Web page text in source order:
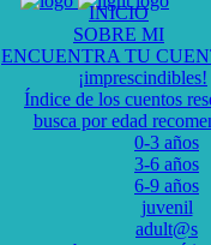
INICIO
SOBRE MI
ENCUENTRA TU
¡imprescindibles!
Índice de los cuentos
busca por edad
0-3 años
3-6 años
6-9 años
juvenil
adult@s